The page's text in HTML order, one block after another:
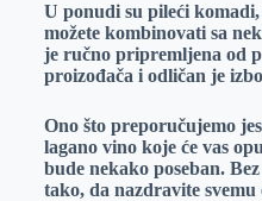
U ponudi su pileći
možete kombinovati sa
je ručno pripremljena od
proizođača i odličan je
Ono što preporučujemo
lagano vino koje će vas
bude nekako poseban.
tako, da nazdravite svemu